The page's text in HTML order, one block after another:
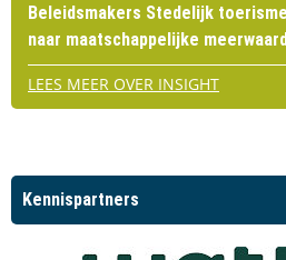
Beleidsmakers Stedelijk
naar maatschappelijke
LEES MEER OVER INSIGHT
Kennispartners